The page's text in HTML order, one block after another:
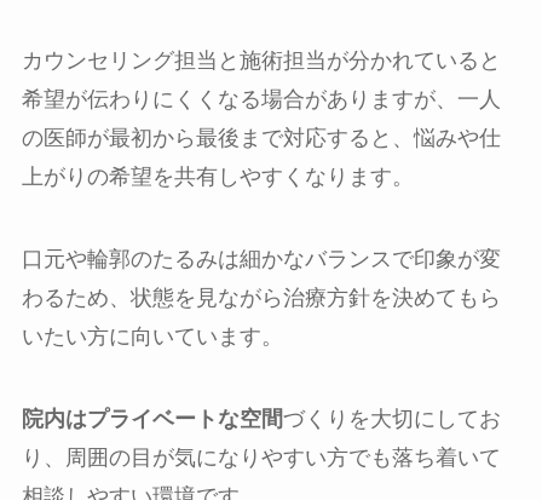
カウンセリング担当と施術担当が分かれていると
希望が伝わりにくくなる場合がありますが、一人
の医師が最初から最後まで対応すると、悩みや仕
上がりの希望を共有しやすくなります。
口元や輪郭のたるみは細かなバランスで印象が変
わるため、状態を見ながら治療方針を決めてもら
いたい方に向いています。
院内はプライベートな空間づくりを大切にしてお
り、周囲の目が気になりやすい方でも落ち着いて